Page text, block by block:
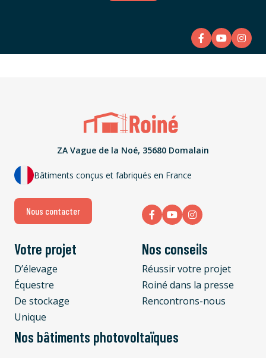
ZA Vague de la Noé, 35680 Domalain
Nous contacter
Bâtiments conçus et fabriqués en France
Votre projet
D’élevage
Équestre
De stockage
Unique
Nos bâtiments photovoltaïques
Nos conseils
Réussir votre projet
Roiné dans la presse
Rencontrons-nous